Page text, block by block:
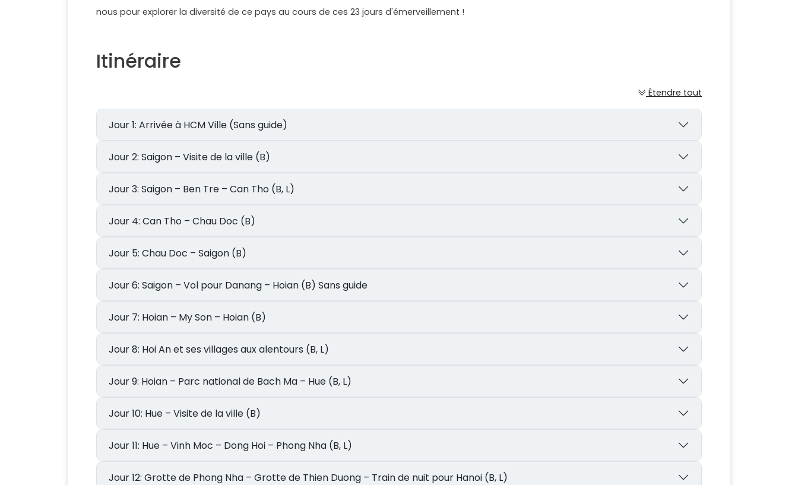
nous pour explorer la diversité de ce pays au cours de ces 23 jours d'émerveillement !
Itinéraire
Étendre tout
Jour 1: Arrivée à HCM Ville (Sans guide)
Jour 2: Saigon – Visite de la ville (B)
Jour 3: Saigon – Ben Tre – Can Tho (B, L)
Jour 4: Can Tho – Chau Doc (B)
Jour 5: Chau Doc – Saigon (B)
Jour 6: Saigon – Vol pour Danang – Hoian (B) Sans guide
Jour 7: Hoian – My Son – Hoian (B)
Jour 8: Hoi An et ses villages aux alentours (B, L)
Jour 9: Hoian – Parc national de Bach Ma – Hue (B, L)
Jour 10: Hue – Visite de la ville (B)
Jour 11: Hue – Vinh Moc – Dong Hoi – Phong Nha (B, L)
Jour 12: Grotte de Phong Nha – Grotte de Thien Duong – Train de nuit pour Hanoi (B, L)